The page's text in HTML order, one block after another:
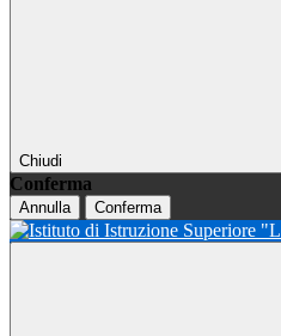
Chiudi
Conferma
Annulla Conferma